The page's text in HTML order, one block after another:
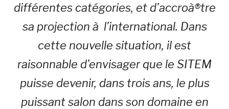
différentes catégories, et d’accroà®tre
sa projection à l’international. Dans
cette nouvelle situation, il est
raisonnable d’envisager que le SITEM
puisse devenir, dans trois ans, le plus
puissant salon dans son domaine en